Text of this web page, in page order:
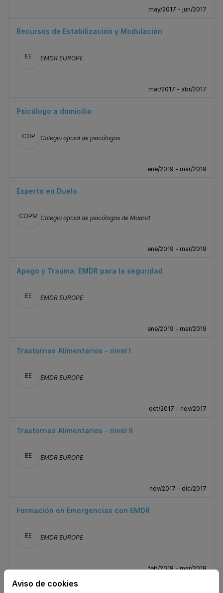
may/2017 - jun/2017
Recursos de Estabilización y Modulación
EE EMDR EUROPE
mar/2017 - abr/2017
Psicólogo a domicilio
COP Colegio oficial de psicólogos
ene/2019 - mar/2019
Experto en Duelo
COPM Colegio oficial de psicólogos de Madrid
ene/2019 - mar/2019
Apego y Trauma. EMDR para la seguridad
EE EMDR EUROPE
ene/2019 - mar/2019
Trastornos Alimentarios - nivel I
EE EMDR EUROPE
oct/2017 - nov/2017
Trastornos Alimentarios - nivel II
EE EMDR EUROPE
nov/2017 - dic/2017
Formación en Emergencias con EMDR
EE EMDR EUROPE
feb/2018 - mar/2018
Aviso de cookies